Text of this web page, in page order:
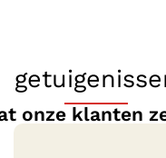
onze klanten